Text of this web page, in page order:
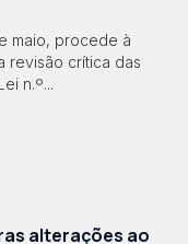
maio, procede à
revisão crítica das
n.º...
alterações ao